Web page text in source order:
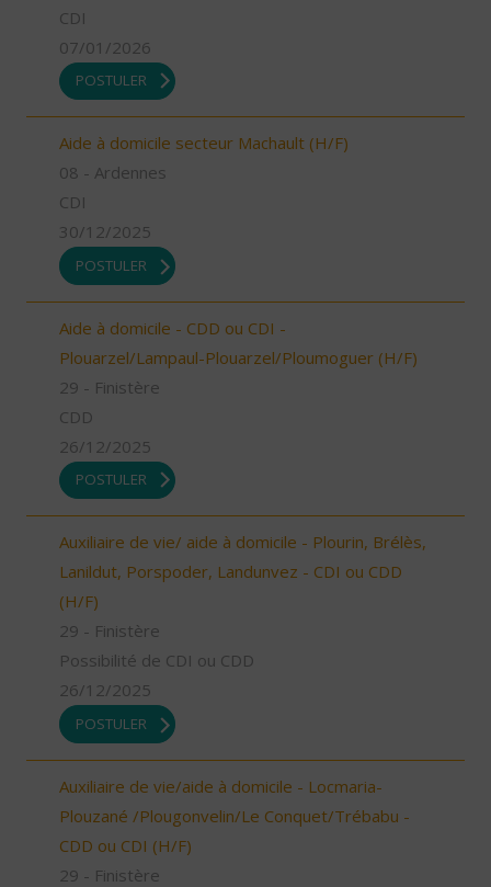
CDI
07/01/2026
POSTULER
Aide à domicile secteur Machault (H/F)
08 - Ardennes
CDI
30/12/2025
POSTULER
Aide à domicile - CDD ou CDI -
Plouarzel/Lampaul-Plouarzel/Ploumoguer (H/F)
29 - Finistère
CDD
26/12/2025
POSTULER
Auxiliaire de vie/ aide à domicile - Plourin, Brélès,
Lanildut, Porspoder, Landunvez - CDI ou CDD
(H/F)
29 - Finistère
Possibilité de CDI ou CDD
26/12/2025
POSTULER
Auxiliaire de vie/aide à domicile - Locmaria-
Plouzané /Plougonvelin/Le Conquet/Trébabu -
CDD ou CDI (H/F)
29 - Finistère